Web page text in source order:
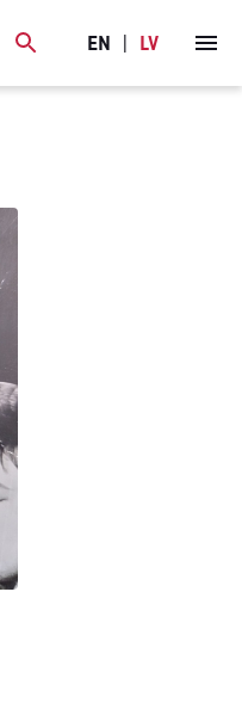
EN LV